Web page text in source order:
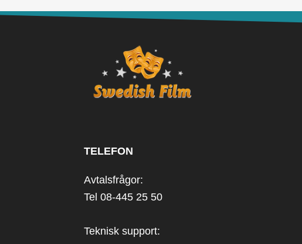
TELEFON
Avtalsfrågor:
Tel 08-445 25 50
Teknisk support: